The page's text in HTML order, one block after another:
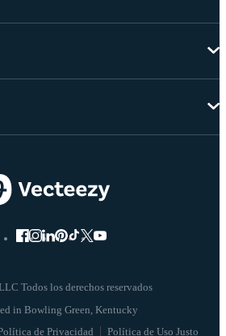
Todos los derechos reservados
de Privacidad Política de Uso Justo